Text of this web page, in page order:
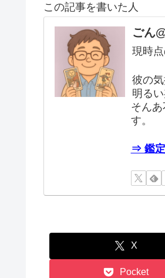
この記事を書いた人
ごん
現時
彼の
明る
そん
す。
⇒ 鑑
X
Pocket